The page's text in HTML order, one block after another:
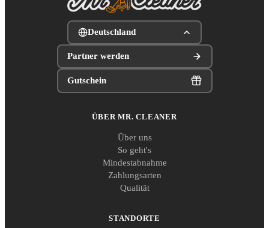
Deutschland
Partner werden
Gutschein
ÜBER MR. CLEANER
Über uns
So geht's
Mindestabnahme
Zahlungsarten
Qualität
STANDORTE